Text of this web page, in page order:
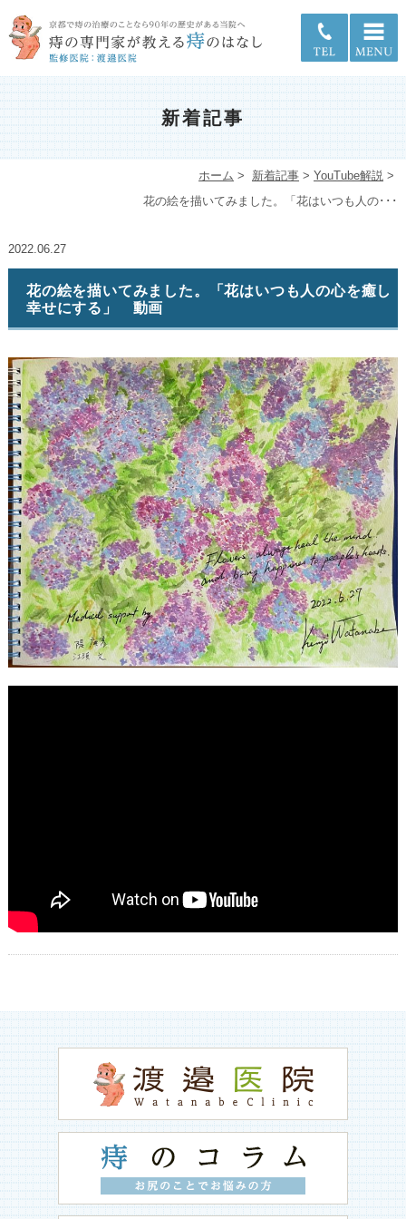
新着記事
ホーム > 新着記事 >YouTube解説 >
花の絵を描いてみました。「花はいつも人の･･･
2022.06.27
花の絵を描いてみました。「花はいつも人の心を癒し
幸せにする」 動画